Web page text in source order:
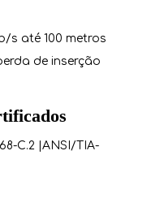
s até 100 metros
de inserção
C.2 |ANSI/TIA-